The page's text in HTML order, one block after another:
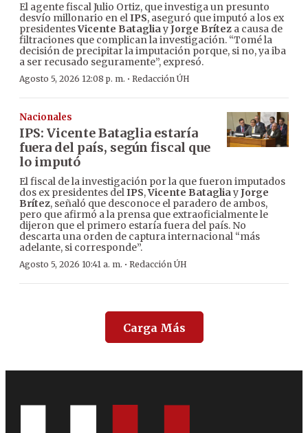
El agente fiscal Julio Ortiz, que investiga un presunto
desvío millonario en elIPS, aseguró que imputó a los ex
presidentesVicente BatagliayJorge Brítez a causa de
filtraciones que complican la investigación. “Tomé la
decisión de precipitar la imputación porque, si no, ya iba
a ser recusado seguramente”, expresó.
Agosto 5, 2026 12:08 p. m. · Redacción ÚH
Nacionales
IPS: Vicente Bataglia estaría
fuera del país, según fiscal que
lo imputó
El fiscal de la investigación por la que fueron imputados
dos ex presidentes delIPS,Vicente BatagliayJorge
Brítez, señaló que desconoce el paradero de ambos,
pero que afirmó a la prensa que extraoficialmente le
dijeron que el primero estaría fuera del país. No
descarta una orden de captura internacional “más
adelante, si corresponde”.
Agosto 5, 2026 10:41 a. m. · Redacción ÚH
Carga Más